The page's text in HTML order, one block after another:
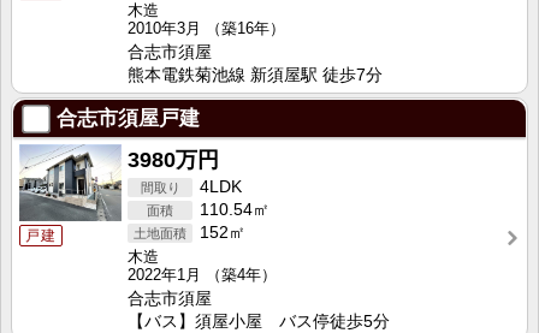
木造
2010年3月
（築16年）
合志市須屋
熊本電鉄菊池線 新須屋駅 徒歩7分
合志市須屋戸建
戸建
3980万円
4LDK
110.54㎡
152㎡
木造
2022年1月
（築4年）
合志市須屋
【バス】須屋小屋 バス停徒歩5分